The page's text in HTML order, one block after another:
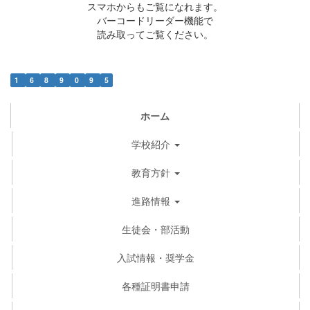
スマホからもご覧になれます。
バーコードリーダー機能で
読み取ってご覧ください。
1 6 8 9 0 9 5
ホーム
学校紹介
教育方針
進路情報
生徒会・部活動
入試情報・奨学金
各種証明書申請